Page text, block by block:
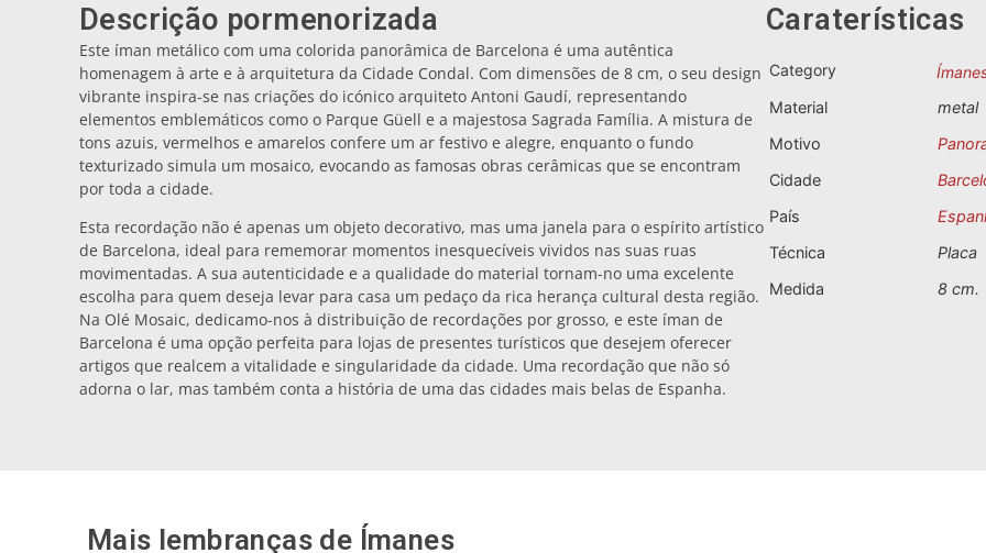
Descrição pormenorizada
Este íman metálico com uma colorida panorâmica de Barcelona é uma autêntica
homenagem à arte e à arquitetura da Cidade Condal. Com dimensões de 8 cm, o seu design
vibrante inspira-se nas criações do icónico arquiteto Antoni Gaudí, representando
elementos emblemáticos como o Parque Güell e a majestosa Sagrada Família. A mistura de
tons azuis, vermelhos e amarelos confere um ar festivo e alegre, enquanto o fundo
texturizado simula um mosaico, evocando as famosas obras cerâmicas que se encontram
por toda a cidade.
Esta recordação não é apenas um objeto decorativo, mas uma janela para o espírito artístico
de Barcelona, ideal para rememorar momentos inesquecíveis vividos nas suas ruas
movimentadas. A sua autenticidade e a qualidade do material tornam-no uma excelente
escolha para quem deseja levar para casa um pedaço da rica herança cultural desta região.
Na Olé Mosaic, dedicamo-nos à distribuição de recordações por grosso, e este íman de
Barcelona é uma opção perfeita para lojas de presentes turísticos que desejem oferecer
artigos que realcem a vitalidade e singularidade da cidade. Uma recordação que não só
adorna o lar, mas também conta a história de uma das cidades mais belas de Espanha.
Caraterísticas
Category
Material
metal
Motivo
Cidade
País
Técnica
Placa
Medida
8 cm.
Mais lembranças de Ímanes